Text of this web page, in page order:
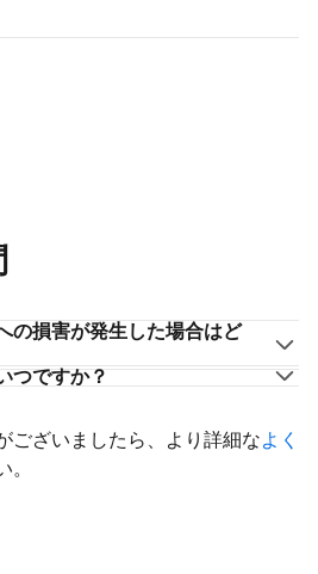
の損害が発生した場合はど
つですか？
ございましたら、より詳細なよく